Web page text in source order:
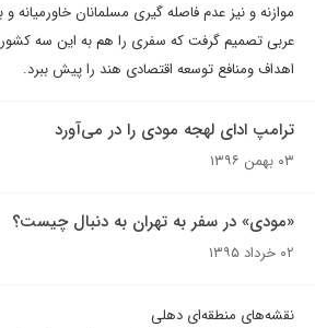
موازنه و نیز عدم فاصله گیری مسلمانان
عربی تصمیم گرفت که سفری را هم به این سه کشور
اهداف ومنافع توسعه اقتصادی هند را پیش ببرد.
ترامپ ادای لهجه مودی را در می‌آورد
۰۳ بهمن ۱۳۹۶
«مودی» در سفر به تهران به دنبال چیست؟
۰۲ خرداد ۱۳۹۵
نقشه‌های منطقه‌ای دهلی